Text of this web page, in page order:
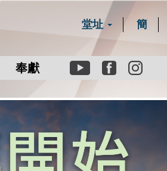
堂址 簡
奉獻
YoutubeFacebook